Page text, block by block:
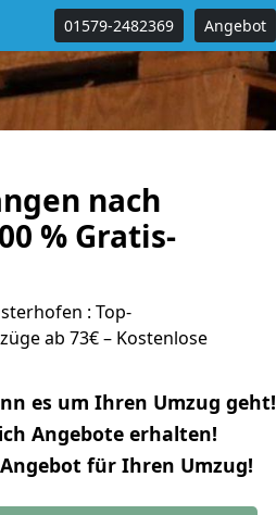
01579-2482369 Angebot
nach
% Gratis-
: Top-
ab 73€ – Kostenlose
es um Ihren Umzug geht!
Angebote erhalten!
für Ihren Umzug!